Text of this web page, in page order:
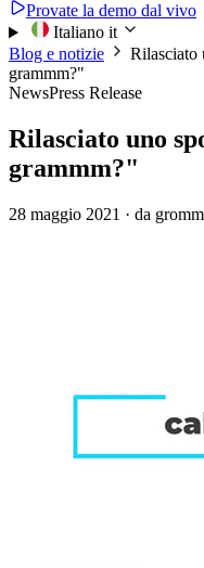
Provate la demo dal vivo
Italiano it
Blog e notizie
Rilasciato
grammm?"
NewsPress Release
Rilasciato uno
grammm?"
28 maggio 2021 · da